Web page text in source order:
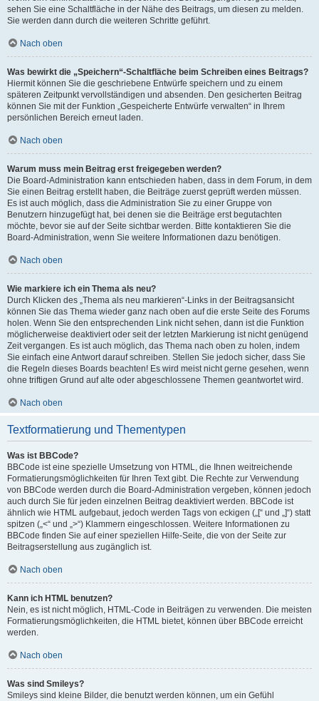
sehen Sie eine Schaltfläche in der Nähe des Beitrags, um diesen zu melden.
Sie werden dann durch die weiteren Schritte geführt.
Nach oben
Was bewirkt die „Speichern“-Schaltfläche beim Schreiben eines Beitrags?
Hiermit können Sie die geschriebene Entwürfe speichern und zu einem
späteren Zeitpunkt vervollständigen und absenden. Den gesicherten Beitrag
können Sie mit der Funktion „Gespeicherte Entwürfe verwalten“ in Ihrem
persönlichen Bereich erneut laden.
Nach oben
Warum muss mein Beitrag erst freigegeben werden?
Die Board-Administration kann entschieden haben, dass in dem Forum, in dem
Sie einen Beitrag erstellt haben, die Beiträge zuerst geprüft werden müssen.
Es ist auch möglich, dass die Administration Sie zu einer Gruppe von
Benutzern hinzugefügt hat, bei denen sie die Beiträge erst begutachten
möchte, bevor sie auf der Seite sichtbar werden. Bitte kontaktieren Sie die
Board-Administration, wenn Sie weitere Informationen dazu benötigen.
Nach oben
Wie markiere ich ein Thema als neu?
Durch Klicken des „Thema als neu markieren“-Links in der Beitragsansicht
können Sie das Thema wieder ganz nach oben auf die erste Seite des Forums
holen. Wenn Sie den entsprechenden Link nicht sehen, dann ist die Funktion
möglicherweise deaktiviert oder seit der letzten Markierung ist nicht genügend
Zeit vergangen. Es ist auch möglich, das Thema nach oben zu holen, indem
Sie einfach eine Antwort darauf schreiben. Stellen Sie jedoch sicher, dass Sie
die Regeln dieses Boards beachten! Es wird meist nicht gerne gesehen, wenn
ohne triftigen Grund auf alte oder abgeschlossene Themen geantwortet wird.
Nach oben
Textformatierung und Thementypen
Was ist BBCode?
BBCode ist eine spezielle Umsetzung von HTML, die Ihnen weitreichende
Formatierungsmöglichkeiten für Ihren Text gibt. Die Rechte zur Verwendung
von BBCode werden durch die Board-Administration vergeben, können jedoch
auch durch Sie für jeden einzelnen Beitrag deaktiviert werden. BBCode ist
ähnlich wie HTML aufgebaut, jedoch werden Tags von eckigen („[“ und „]“) statt
spitzen („<“ und „>“) Klammern eingeschlossen. Weitere Informationen zu
BBCode finden Sie auf einer speziellen Hilfe-Seite, die von der Seite zur
Beitragserstellung aus zugänglich ist.
Nach oben
Kann ich HTML benutzen?
Nein, es ist nicht möglich, HTML-Code in Beiträgen zu verwenden. Die meisten
Formatierungsmöglichkeiten, die HTML bietet, können über BBCode erreicht
werden.
Nach oben
Was sind Smileys?
Smileys sind kleine Bilder, die benutzt werden können, um ein Gefühl